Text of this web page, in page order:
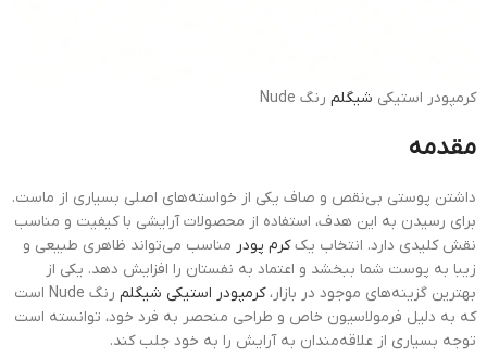
کرمپودر استیکی شیگلم رنگ Nude
مقدمه
داشتن پوستی بی‌نقص و صاف یکی از خواسته‌های اصلی بسیاری از ماست.
برای رسیدن به این هدف، استفاده از محصولات آرایشی با کیفیت و مناسب
نقش کلیدی دارد. انتخاب یککرم پودر مناسب می‌تواند ظاهری طبیعی و
زیبا به پوست شما ببخشد و اعتماد به نفستان را افزایش دهد. یکی از
بهترین گزینه‌های موجود در بازار،کرمپودر استیکی شیگلم
رنگ Nude است
که به دلیل فرمولاسیون خاص و طراحی منحصر به فرد خود، توانسته است
توجه بسیاری از علاقه‌مندان به آرایش را به خود جلب کند.